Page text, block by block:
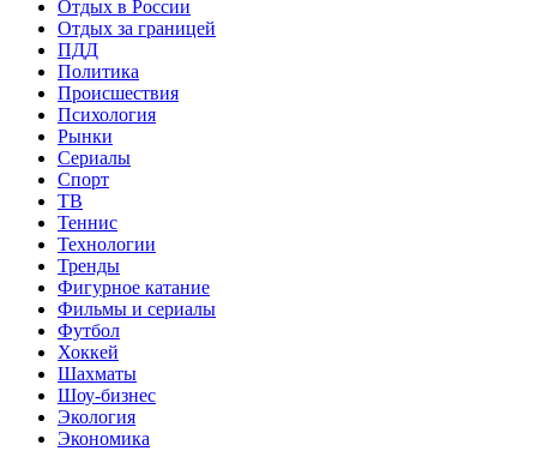
Отдых в России
Отдых за границей
ПДД
Политика
Происшествия
Психология
Рынки
Сериалы
Спорт
ТВ
Теннис
Технологии
Тренды
Фигурное катание
Фильмы и сериалы
Футбол
Хоккей
Шахматы
Шоу-бизнес
Экология
Экономика